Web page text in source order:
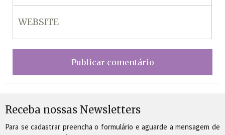
Receba nossas Newsletters
Para se cadastrar preencha o formulário e aguarde a mensagem de